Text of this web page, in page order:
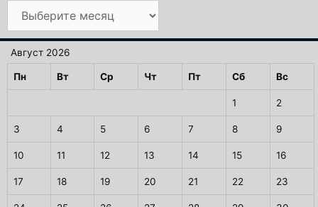
Архив
Август 2026
Пн Вт Ср Чт Пт Сб Вс
1 2
3 4 5 6 7 8 9
10 11 12 13 14 15 16
17 18 19 20 21 22 23